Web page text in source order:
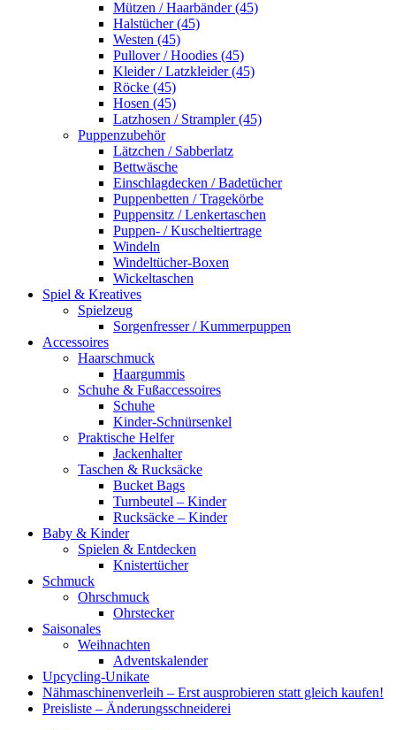
Mützen / Haarbänder (45)
Halstücher (45)
Westen (45)
Pullover / Hoodies (45)
Kleider / Latzkleider (45)
Röcke (45)
Hosen (45)
Latzhosen / Strampler (45)
Puppenzubehör
Lätzchen / Sabberlatz
Bettwäsche
Einschlagdecken / Badetücher
Puppenbetten / Tragekörbe
Puppensitz / Lenkertaschen
Puppen- / Kuscheltiertrage
Windeln
Windeltücher-Boxen
Wickeltaschen
Spiel & Kreatives
Spielzeug
Sorgenfresser / Kummerpuppen
Accessoires
Haarschmuck
Haargummis
Schuhe & Fußaccessoires
Schuhe
Kinder-Schnürsenkel
Praktische Helfer
Jackenhalter
Taschen & Rucksäcke
Bucket Bags
Turnbeutel – Kinder
Rucksäcke – Kinder
Baby & Kinder
Spielen & Entdecken
Knistertücher
Schmuck
Ohrschmuck
Ohrstecker
Saisonales
Weihnachten
Adventskalender
Upcycling-Unikate
Nähmaschinenverleih – Erst ausprobieren statt gleich kaufen!
Preisliste – Änderungsschneiderei